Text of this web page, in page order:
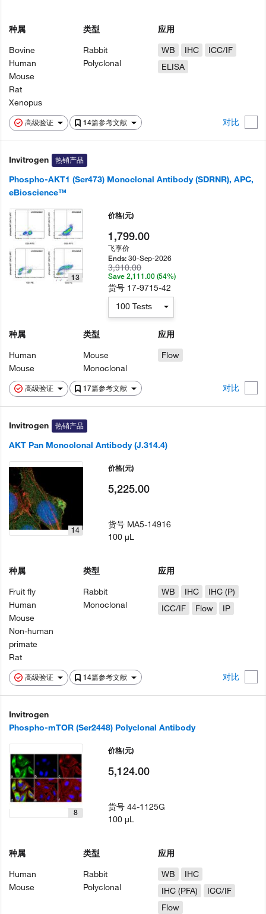
高级验证 14篇参考文献 对比
种属
Bovine
Human
Mouse
Rat
Xenopus
类型
Rabbit
Polyclonal
应用
WB
IHC
ICC/IF
ELISA
Invitrogen 热销产品
Phospho-AKT1 (Ser473) Monoclonal Antibody (SDRNR), APC,
eBioscience™
高级验证 17篇参考文献 对比
13
种属
Human
Mouse
类型
Mouse
Monoclonal
应用
Flow
价格(元)
1,799.00
飞享价
Ends:30-Sep-2026
3,910.00
Save 2,111.00 (54%)
货号 17-9715-42
100 Tests
Invitrogen 热销产品
AKT Pan Monoclonal Antibody (J.314.4)
高级验证 14篇参考文献 对比
14
种属
Fruit fly
Human
Mouse
Non-human
primate
Rat
类型
Rabbit
Monoclonal
应用
WB
IHC
IHC (P)
ICC/IF
Flow IP
价格(元)
5,225.00
货号 MA5-14916
100 µL
Invitrogen
Phospho-mTOR (Ser2448) Polyclonal Antibody
8
种属
Human
Mouse
类型
Rabbit
Polyclonal
应用
WB
IHC
IHC (PFA)
ICC/IF
Flow
价格(元)
5,124.00
货号44-1125G
100 µL